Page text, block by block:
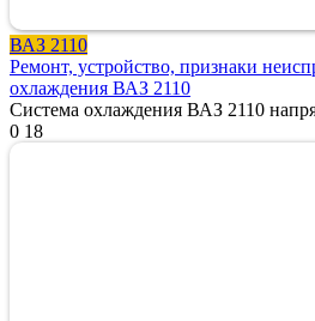
ВАЗ 2110
Ремонт, устройство, признаки
охлаждения ВАЗ 2110
Система охлаждения ВАЗ 2110
0 18